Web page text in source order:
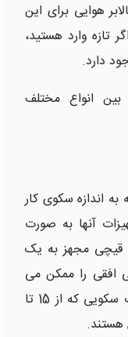
هوایی برای این
تازه وارد هستید،
دارد.
انواع مختلف
به اندازه سکوی کار
آنها به صورت
قیچی مجهز به یک
افقی را ممکن می
کند. بالابرهای قیچی معمولاً در ارتفاعات سکویی که از 15 تا